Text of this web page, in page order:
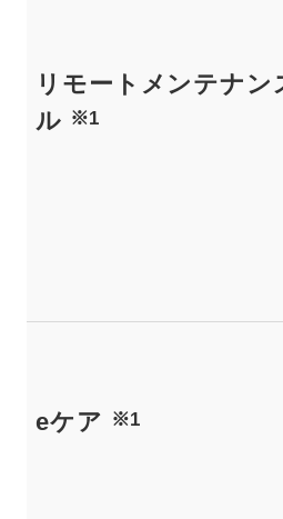
リモートメンテナン
ル ※1
eケア ※1